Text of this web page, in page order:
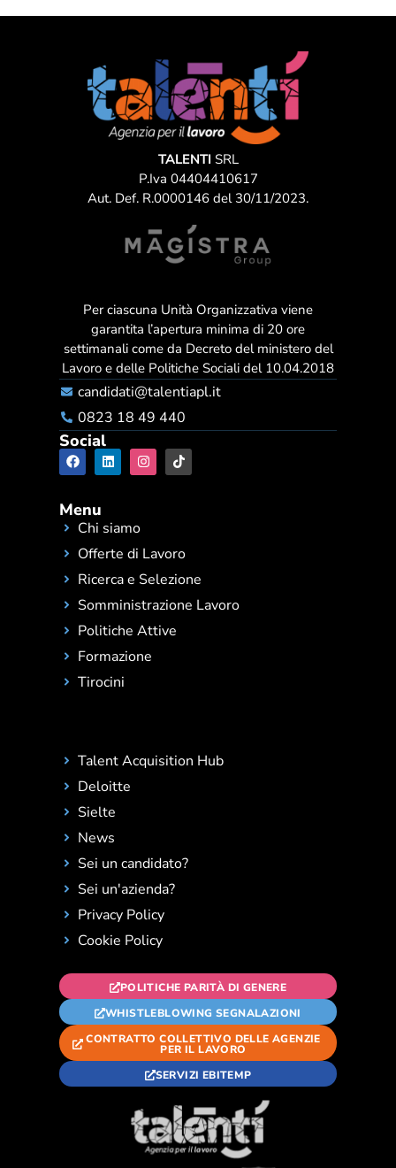
TALENTI SRL
P.Iva 04404410617
Aut. Def. R.0000146 del 30/11/2023.
Per ciascuna Unità Organizzativa viene
garantita l’apertura minima di 20 ore
settimanali come da Decreto del ministero del
Lavoro e delle Politiche Sociali del 10.04.2018
candidati@talentiapl.it
0823 18 49 440
Social
Menu
Chi siamo
Offerte di Lavoro
Ricerca e Selezione
Somministrazione Lavoro
Politiche Attive
Formazione
Tirocini
Talent Acquisition Hub
Deloitte
Sielte
News
Sei un candidato?
Sei un'azienda?
Privacy Policy
Cookie Policy
POLITICHE PARITÀ DI GENERE
WHISTLEBLOWING SEGNALAZIONI
CONTRATTO COLLETTIVO DELLE AGENZIE
PER IL LAVORO
SERVIZI EBITEMP